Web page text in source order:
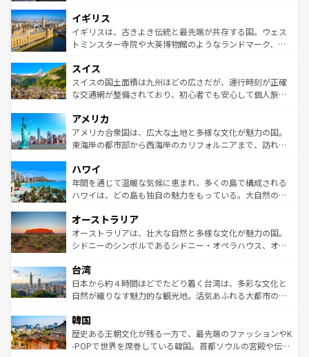
いる。シャンパンの発祥地であるランス、プロヴァンスの
香り高いラベンダー畑など、多彩な楽しみ方が可能だ。さ
らに、パリ以外の地域にも魅力が溢れており、どの街角に
れる地方に足を運ぶとそれぞれで全く異なる文化を体験で
きるだろう。 なお、新着のフランス情報はコンテンツ一覧
を参照してほしい。
顔を持つこの国は、どこを歩いても飽きることがない。ベ
ルリンの文化的活気、バイエルン州のアルプスの絶景、そ
してライン川沿いのワイン畑といった風景は必見。ビール
は、お酒好きな人にはぜひ体験してほしい。 なお、新着の
ドイツ情報はコンテンツ一覧を参照してほしい。
イギリス
イギリスは、古きよき伝統と最先端が共存する国。ウェス
トミンスター寺院や大英博物館のようなランドマーク、歴
リアごとに異なる魅力がある。また、優雅なアフタヌーン
ティー、ビール好きにはたまらない英国パブ、サッカー観
戦など、本場だからこそできる体験も豊富。イギリスを旅
ンツ一覧を参照してほしい。
スイス
スイスの国土面積は九州ほどの広さだが、運行時刻が正確
な交通網が整備されており、初心者でも安心して個人旅行
の建物がそのまま残る町や、スイスならではのユニークな
博物館もあり、アルプス観光だけでなく町歩きも満喫する
ことができる。国民の所得が高いため物価も高いが、旅行
ば市内交通費無料で観光を楽しむこともできる。 なお、新
着のスイス情報はコンテンツ一覧 を参照してほしい。
アメリカ
アメリカ合衆国は、広大な土地と多様な文化が魅力の国。
東海岸の都市部から西海岸のカリフォルニアまで、訪れる
のような巨大都市は、観光、ショッピング、エンターテイ
ンメントが詰まった刺激的なスポットだ。一方、アメリカ
西部には大自然が広がり、グランドキャニオンやイエロー
部のニューオーリンズでは、音楽と美食が融合した独特の
文化が魅力。旅行者はアメリカの各地域で異なる魅力を楽
しみながら、その多様性と豊かな歴史を感じることができ
ならではの贅沢な旅のスタイルだ。 なお、新着のアメリカ
情報はコンテンツ一覧を参照してほしい。
ハワイ
年間を通じて温暖な気候に恵まれ、多くの島で構成される
ハワイは、どの島も独自の魅力をもっている。大自然の神
ワイ島は見逃せない。また、定番の観光地といえばオアフ
島だが、静かな自然を求めるならマウイ島やカウアイ島が
おすすめ。エメラルドグリーンに輝く海をはじめ、豊かな
れるおもてなしの心で訪れる人々を迎えてくれるハワイの
人々、おいしいローカルフードやハワイアンミュージッ
ク、伝統的なフラダンスなど、すべてがハワイの魅力を彩
ワイを、存分に味わってほしい。 なお、新着のハワイ情報
はコンテンツ一覧を参照してほしい。
オーストラリア
オーストラリアは、壮大な自然と多様な文化が魅力の国。
シドニーのシンボルであるシドニー・オペラハウス、オー
リアリーフや大陸中央部にそびえるウルル（エアーズロッ
ク）、タスマニアの美しい原生林やケアンズの熱帯雨林な
ど、見どころがたくさん。また、カフェやワイン、オージ
いる。アクティビティも充実しており、サーフィンやダイ
ビング、ハイキングなど、アウトドア好きにはたまらな
い。オーストラリアの多彩な魅力を存分に味わいつくそ
台湾
日本から約４時間ほどでたどり着く台湾は、多彩な文化と
自然が織りなす魅力的な観光地。活気あふれる大都市の台
ン）、静ひつな山岳地帯である台湾東部など、都市の喧騒
と山間の静けさが共存しており、訪れる人に新しい発見と
驚きをもたらしてくれる。また、奥深い台湾の食文化も魅
韓国
歴史ある王朝文化が残る一方で、最先端のファッションやK
-POPで世界を席巻している韓国。首都ソウルの宮殿や伝統